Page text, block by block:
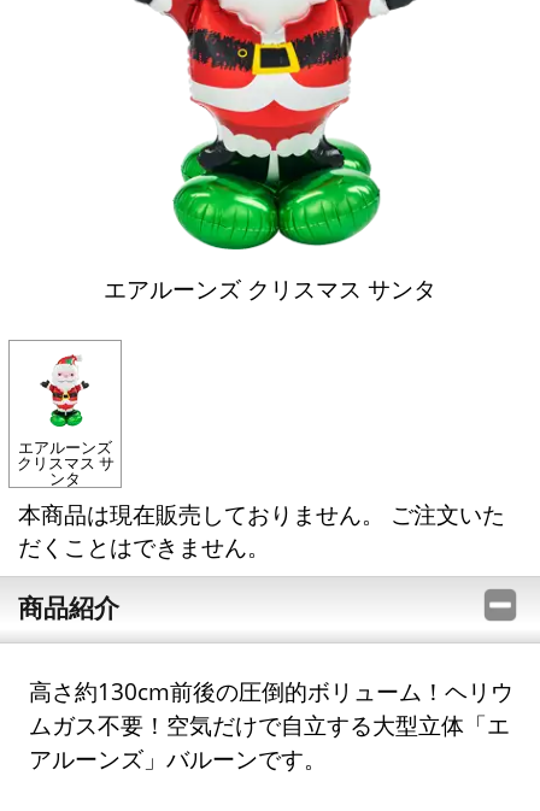
エアルーンズ クリスマス サンタ
エアルーンズ
クリスマス サ
ンタ
本商品は現在販売しておりません。 ご注文いた
だくことはできません。
商品紹介
高さ約130cm前後の圧倒的ボリューム！ヘリウ
ムガス不要！空気だけで自立する大型立体「エ
アルーンズ」バルーンです。